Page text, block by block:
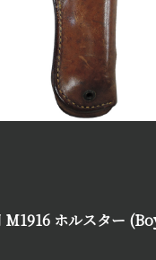
M1916 ホルスター